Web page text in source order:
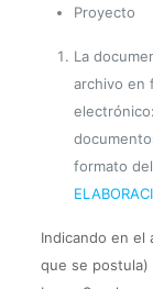
Proyecto
La
archivo en
electrónico:
formato
Indicando en el
que se